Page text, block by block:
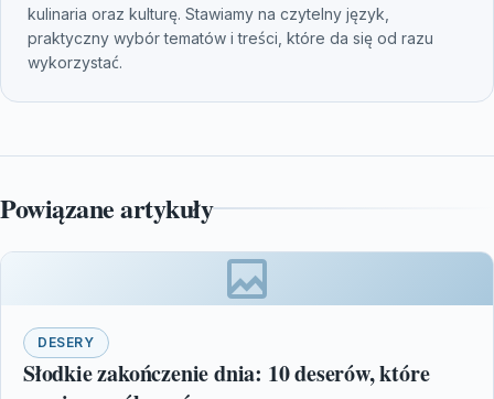
kulinaria oraz kulturę. Stawiamy na czytelny język,
praktyczny wybór tematów i treści, które da się od razu
wykorzystać.
Powiązane artykuły
DESERY
Słodkie zakończenie dnia: 10 deserów, które